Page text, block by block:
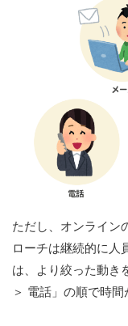
ただし、オンライン
ローチは継続的に人
は、より絞った動き
＞ 電話」の順で時間